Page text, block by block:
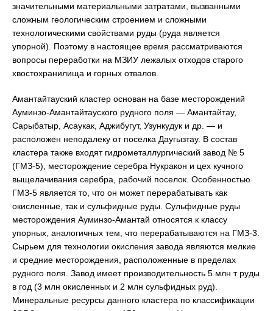
значительными материальными затратами, вызванными
сложным геологическим строением и сложными
технологическими свойствами руды (руда является
упорной). Поэтому в настоящее время рассматриваются
вопросы переработки на МЗИУ лежалых отходов старого
хвостохранилища и горных отвалов.
Амантайтауский кластер основан на базе месторождений
Ауминзо-Амантайтауского рудного поля — Амантайтау,
Сарыбатыр, Асаукак, Аджибугут, Узункудук и др. — и
расположен неподалеку от поселка Даугызтау. В состав
кластера также входят гидрометаллургический завод № 5
(ГМЗ-5), месторождение серебра Нукракон и цех кучного
выщелачивания серебра, рабочий поселок. Особенностью
ГМЗ-5 является то, что он может перерабатывать как
окисленные, так и сульфидные руды. Сульфидные руды
месторождения Ауминзо-Амантай относятся к классу
упорных, аналогичных тем, что перерабатываются на ГМЗ-3.
Сырьем для технологии окисления завода являются мелкие
и средние месторождения, расположенные в пределах
рудного поля. Завод имеет производительность 5 млн т руды
в год (3 млн окисленных и 2 млн сульфидных руд).
Минеральные ресурсы данного кластера по классификации